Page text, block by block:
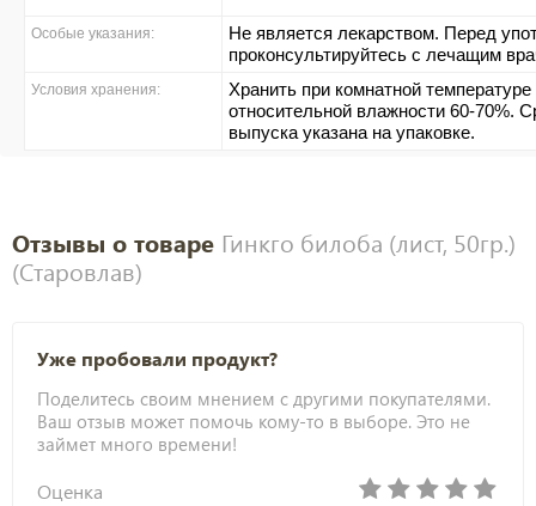
Особые указания:
Не является лекарством. Перед
проконсультируйтесь с лечащим
Условия хранения:
Хранить при комнатной
относительной влажности 60-70%.
выпуска указана на упаковке.
Отзывы о товаре Гинкго билоба (лист, 50гр.)
(Старовлав)
Уже пробовали продукт?
Поделитесь своим мнением с другими покупателями.
Ваш отзыв может помочь кому-то в выборе. Это не
займет много времени!
Оценка